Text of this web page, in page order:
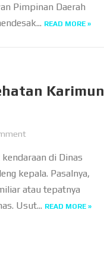
Pimpinan Daerah
READ MORE »
Karimun
di Dinas
kepala. Pasalnya,
atau tepatnya
Usut... READ MORE »